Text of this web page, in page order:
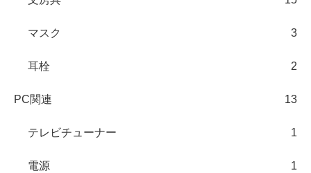
マスク 3
耳栓 2
PC関連 13
テレビチューナー 1
電源 1